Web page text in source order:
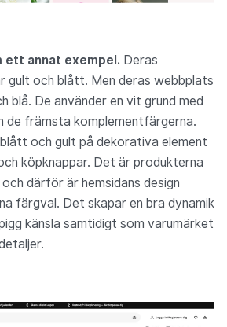
ett annat exempel. Deras
gult och blått. Men deras webbplats
blå. De använder en vit grund med
främsta komplementfärgerna.
och gult på dekorativa element
köpknappar. Det är produkterna
därför är hemsidans design
färgval. Det skapar en bra dynamik
känsla samtidigt som varumärket